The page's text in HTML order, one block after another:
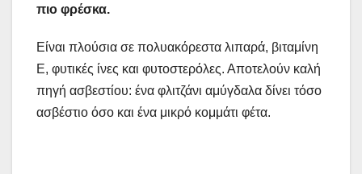
πιο φρέσκα.
Είναι πλούσια σε πολυακόρεστα λιπαρά, βιταμίνη
Ε, φυτικές ίνες και φυτοστερόλες. Αποτελούν καλή
πηγή ασβεστίου: ένα φλιτζάνι αμύγδαλα δίνει τόσο
ασβέστιο όσο και ένα μικρό κομμάτι φέτα.